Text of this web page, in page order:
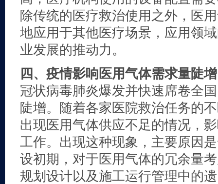
除传统的医疗救治使用之外，医
地应用于其他医疗场景，应用领
业发展的推动力。
四、疫情影响医用气体需求量陡
冠状病毒肺炎爆发并快速席卷全
陡增。随着各家医院救治任务的
出现医用气体供应不足的情况，
工作。出现这种现象，主要原因
设初期，对于医用气体的冗余量
规划设计以及施工运行管理中的